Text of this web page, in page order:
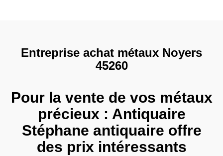
Entreprise achat métaux Noyers
45260
Pour la vente de vos métaux
précieux : Antiquaire
Stéphane antiquaire offre
des prix intéressants